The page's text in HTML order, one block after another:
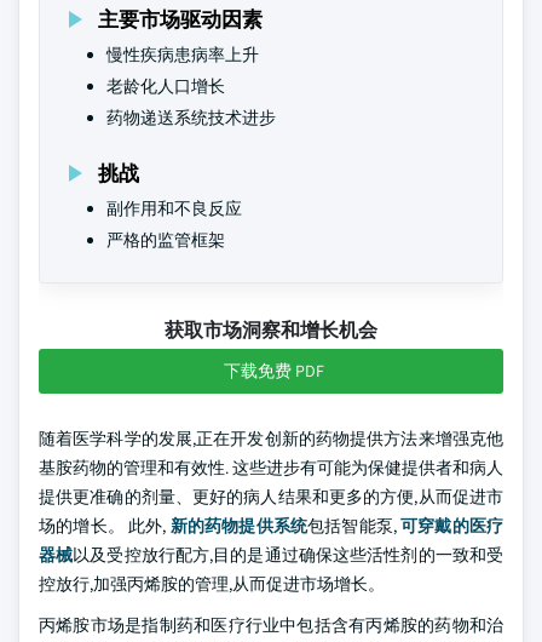
主要市场驱动因素
慢性疾病患病率上升
老龄化人口增长
药物递送系统技术进步
挑战
副作用和不良反应
严格的监管框架
获取市场洞察和增长机会
下载免费 PDF
随着医学科学的发展,正在开发创新的药物提供方法来增强克他
基胺药物的管理和有效性. 这些进步有可能为保健提供者和病人
提供更准确的剂量、更好的病人结果和更多的方便,从而促进市
场的增长。 此外, 新的药物提供系统包括智能泵,可穿戴的医疗
器械以及受控放行配方,目的是通过确保这些活性剂的一致和受
控放行,加强丙烯胺的管理,从而促进市场增长。
丙烯胺市场是指制药和医疗行业中包括含有丙烯胺的药物和治